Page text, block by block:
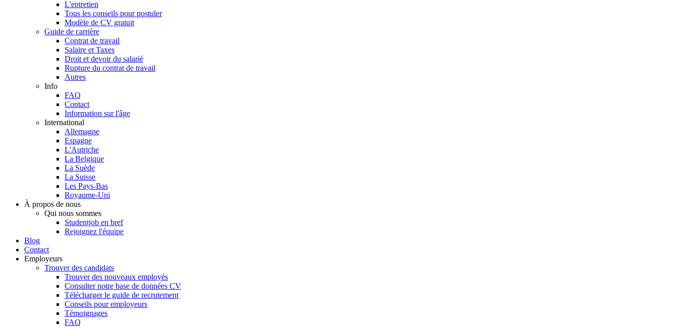
L'entretien
Tous les conseils pour postuler
Modèle de CV gratuit
Guide de carrière
Contrat de travail
Salaire et Taxes
Droit et devoir du salarié
Rupture du contrat de travail
Autres
Info
FAQ
Contact
Information sur l'âge
International
Allemagne
Espagne
L'Autriche
La Belgique
La Suède
La Suisse
Les Pays-Bas
Royaume-Uni
À propos de nous
Qui nous sommes
Studentjob en bref
Rejoignez l'équipe
Blog
Contact
Employeurs
Trouver des candidats
Trouver des nouveaux employés
Consulter notre base de données CV
Télécharger le guide de recrutement
Conseils pour employeurs
Témoignages
FAQ